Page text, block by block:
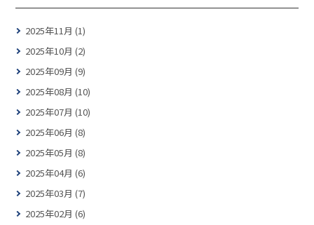
2025年11月 (1)
2025年10月 (2)
2025年09月 (9)
2025年08月 (10)
2025年07月 (10)
2025年06月 (8)
2025年05月 (8)
2025年04月 (6)
2025年03月 (7)
2025年02月 (6)